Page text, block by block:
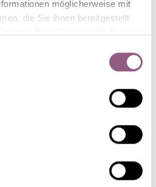
möglicherweise mit
die Sie ihnen bereitgestellt